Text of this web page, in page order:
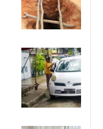
ႈလႅၼ်ပေႃးတေၸွ
ႉထႅမ် ၸုမ်းၶၢ
ေႃႈ။